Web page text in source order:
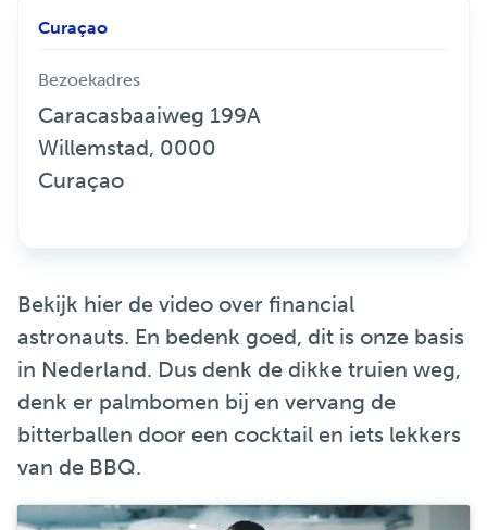
Curaçao
Bezoekadres
Caracasbaaiweg 199A
Willemstad, 0000
Curaçao
Bekijk hier de video over financial
astronauts. En bedenk goed, dit is onze basis
in Nederland. Dus denk de dikke truien weg,
denk er palmbomen bij en vervang de
bitterballen door een cocktail en iets lekkers
van de BBQ.